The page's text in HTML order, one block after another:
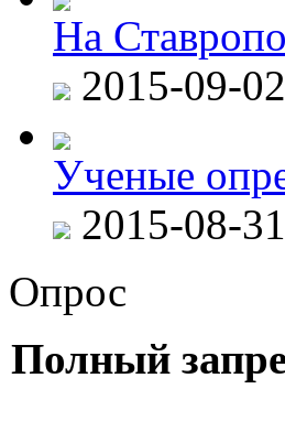
На
2015-09-
Ученые
2015-08-
Опрос
Полный